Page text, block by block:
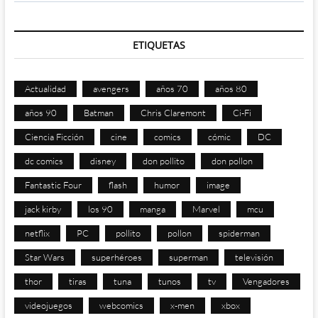
ETIQUETAS
Actualidad avengers años 70 años 80
años 90 Batman Chris Claremont Ci-Fi
Ciencia Ficción cine comics cómic DC
dc comics disney don pollito don pollon
Fantastic Four flash humor image
jack kirby los 90 manga Marvel mcu
netflix PC pollito pollon spiderman
Star Wars superhéroes superman televisión
thor tiras tuna tunos tv Vengadores
videojuegos webcomics x-men xbox